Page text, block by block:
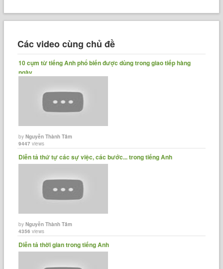
Các video cùng chủ đề
10 cụm từ tiếng Anh phổ biến được dùng trong giao tiếp hàng
ngày
byNguyễn Thành Tâm
9447 views
Diễn tả thứ tự các sự việc, các bước... trong tiếng Anh
byNguyễn Thành Tâm
4356 views
Diễn tả thời gian trong tiếng Anh